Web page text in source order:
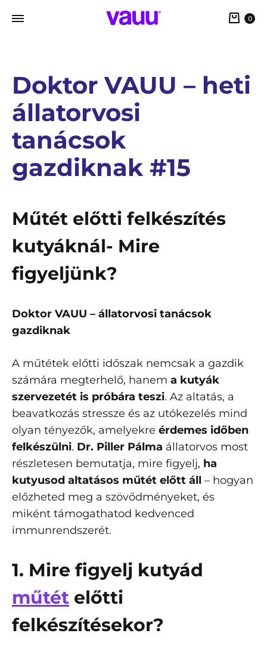
0
Doktor VAUU – heti
állatorvosi
tanácsok
gazdiknak #15
Műtét előtti felkészítés
kutyáknál- Mire
figyeljünk?
Doktor VAUU – állatorvosi tanácsok
gazdiknak
A műtétek előtti időszak nemcsak a gazdik
számára megterhelő, hanem a kutyák
szervezetét is próbára teszi. Az altatás, a
beavatkozás stressze és az utókezelés mind
olyan tényezők, amelyekre érdemes időben
felkészülni. Dr. Piller Pálma állatorvos most
részletesen bemutatja, mire figyelj, ha
kutyusod altatásos műtét előtt áll – hogyan
előzheted meg a szövődményeket, és
miként támogathatod kedvenced
immunrendszerét.
1. Mire figyelj kutyád
műtét előtti
felkészítésekor?